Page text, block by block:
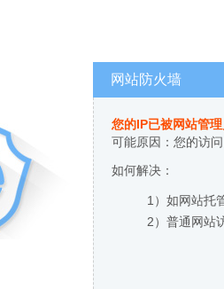
网站防火墙
您的IP已被网站管
可能原因：您的访
如何解决：
1）如网站托
2）普通网站